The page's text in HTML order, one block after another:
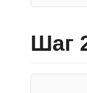
Шаг